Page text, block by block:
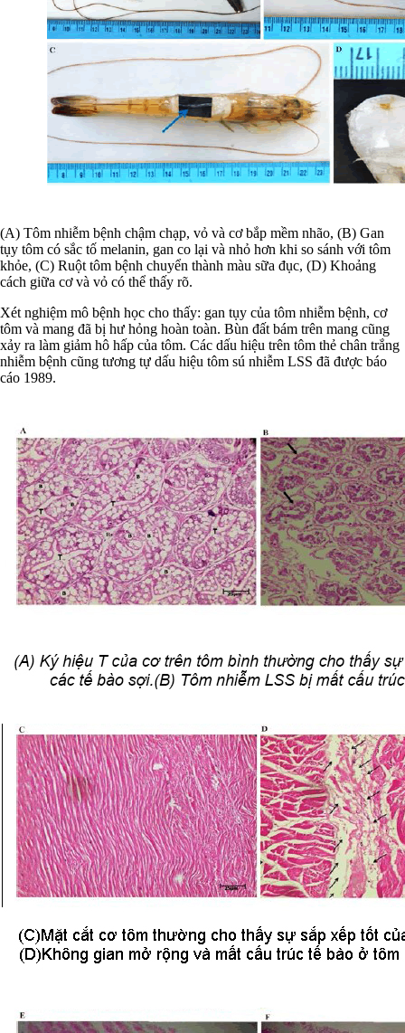
(A) Tôm nhiễm bệnh chậm chạp, vỏ và cơ bắp mềm nhão, (B) Gan
tụy tôm có sắc tố melanin, gan co lại và nhỏ hơn khi so sánh với tôm
khỏe, (C) Ruột tôm bệnh chuyển thành màu sữa đục, (D) Khoảng
cách giữa cơ và vỏ có thể thấy rõ.
Xét nghiệm mô bệnh học cho thấy: gan tụy của tôm nhiễm bệnh, cơ
tôm và mang đã bị hư hỏng hoàn toàn. Bùn đất bám trên mang cũng
xảy ra làm giảm hô hấp của tôm. Các dấu hiệu trên tôm thẻ chân trắng
nhiễm bệnh cũng tương tự dấu hiệu tôm sú nhiễm LSS đã được báo
cáo 1989.